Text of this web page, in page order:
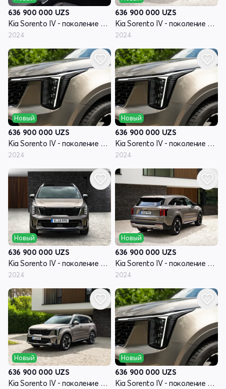
636 900 000 UZS
Kia Sorento IV - поколение рестайлинг
2024
636 900 000 UZS
Kia Sorento IV - поколение рестайлинг
2024
Новый
636 900 000 UZS
Kia Sorento IV - поколение рестайлинг
2024
Новый
636 900 000 UZS
Kia Sorento IV - поколение рестайлинг
2024
Новый
636 900 000 UZS
Kia Sorento IV - поколение рестайлинг
2024
Новый
636 900 000 UZS
Kia Sorento IV - поколение рестайлинг
2024
Новый
636 900 000 UZS
Kia Sorento IV - поколение рестайлинг
Новый
636 900 000 UZS
Kia Sorento IV - поколение рестайлинг